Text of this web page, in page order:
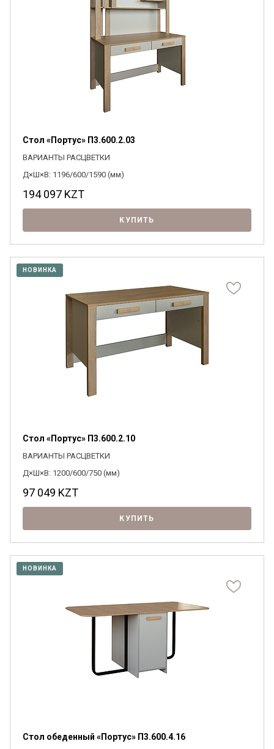
Я ознакомлен сПолитикойв отношении
обработки персональных данных и
Стол «Портус» П3.600.2.03
ВАРИАНТЫ РАСЦВЕТКИ
Д×Ш×В: 1196/600/1590 (мм)
194 097 KZT
КУПИТЬ
НОВИНКА
Стол «Портус» П3.600.2.10
ВАРИАНТЫ РАСЦВЕТКИ
Д×Ш×В: 1200/600/750 (мм)
97 049 KZT
КУПИТЬ
НОВИНКА
Стол обеденный «Портус» П3.600.4.16